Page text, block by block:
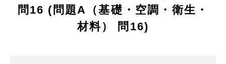
問16 (問題A（基礎・空調・衛生・
材料） 問16)